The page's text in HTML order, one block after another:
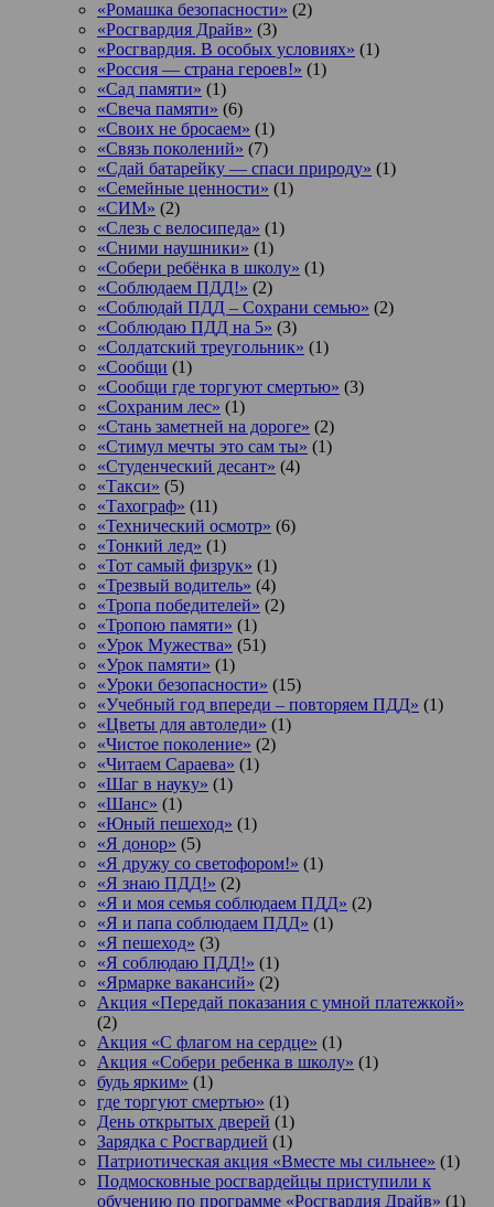
«Ромашка безопасности» (2)
«Росгвардия Драйв» (3)
«Росгвардия. В особых условиях» (1)
«Россия — страна героев!» (1)
«Сад памяти» (1)
«Свеча памяти» (6)
«Своих не бросаем» (1)
«Связь поколений» (7)
«Сдай батарейку — спаси природу» (1)
«Семейные ценности» (1)
«СИМ» (2)
«Слезь с велосипеда» (1)
«Сними наушники» (1)
«Собери ребёнка в школу» (1)
«Соблюдаем ПДД!» (2)
«Соблюдай ПДД – Сохрани семью» (2)
«Соблюдаю ПДД на 5» (3)
«Солдатский треугольник» (1)
«Сообщи (1)
«Сообщи где торгуют смертью» (3)
«Сохраним лес» (1)
«Стань заметней на дороге» (2)
«Стимул мечты это сам ты» (1)
«Студенческий десант» (4)
«Такси» (5)
«Тахограф» (11)
«Технический осмотр» (6)
«Тонкий лед» (1)
«Тот самый физрук» (1)
«Трезвый водитель» (4)
«Тропа победителей» (2)
«Тропою памяти» (1)
«Урок Мужества» (51)
«Урок памяти» (1)
«Уроки безопасности» (15)
«Учебный год впереди – повторяем ПДД» (1)
«Цветы для автоледи» (1)
«Чистое поколение» (2)
«Читаем Сараева» (1)
«Шаг в науку» (1)
«Шанс» (1)
«Юный пешеход» (1)
«Я донор» (5)
«Я дружу со светофором!» (1)
«Я знаю ПДД!» (2)
«Я и моя семья соблюдаем ПДД» (2)
«Я и папа соблюдаем ПДД» (1)
«Я пешеход» (3)
«Я соблюдаю ПДД!» (1)
«Ярмарке вакансий» (2)
Акция «Передай показания с умной платежкой»
(2)
Акция «С флагом на сердце» (1)
Акция «Собери ребенка в школу» (1)
будь ярким» (1)
где торгуют смертью» (1)
День открытых дверей (1)
Зарядка с Росгвардией (1)
Патриотическая акция «Вместе мы сильнее» (1)
Подмосковные росгвардейцы приступили к
обучению по программе «Росгвардия Драйв» (1)